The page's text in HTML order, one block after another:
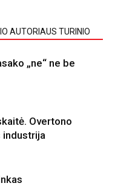
AUTORIAUS TURINIO
„ne“ ne be
Overtono
industrija